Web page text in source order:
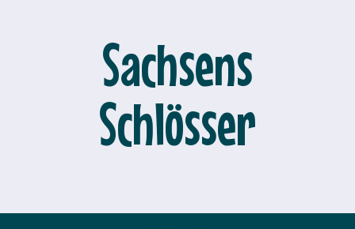
Sachsens
Schlösser